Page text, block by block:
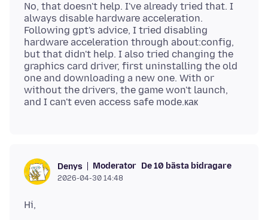
No, that doesn't help. I've already tried that. I
always disable hardware acceleration.
Following gpt's advice, I tried disabling
hardware acceleration through about:config,
but that didn't help. I also tried changing the
graphics card driver, first uninstalling the old
one and downloading a new one. With or
without the drivers, the game won't launch,
Denys Moderator De 10 bästa bidragare
2026-04-30 14:48